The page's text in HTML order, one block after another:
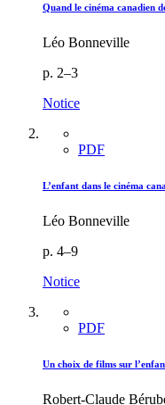
Quand le cinéma canadien
Léo Bonneville
p. 2–3
Notice
PDF
L’enfant dans le cinéma
Léo Bonneville
p. 4–9
Notice
PDF
Un choix de films sur
Robert-Claude